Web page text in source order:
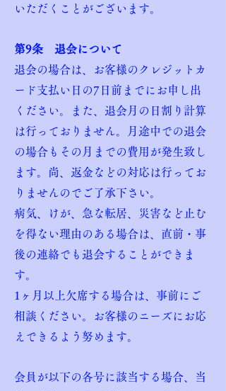
いただくことがございます。
第9条 退会について
退会の場合は、お客様のクレジットカ
ード支払い日の7日前までにお申し出
ください。また、退会月の日割り計算
は行っておりません。月途中での退会
の場合もその月までの費用が発生致し
ます。尚、返金などの対応は行ってお
りませんのでご了承下さい。
病気、けが、急な転居、災害など止む
を得ない理由のある場合は、直前・事
後の連絡でも退会することができま
す。
1ヶ月以上欠席する場合は、事前にご
相談ください。お客様のニーズにお応
えできるよう努めます。
会員が以下の各号に該当する場合、当